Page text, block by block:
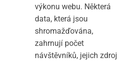
výkonu webu. Některá
data, která jsou
shromažďována,
zahrnují počet
návštěvníků, jejich zdroj